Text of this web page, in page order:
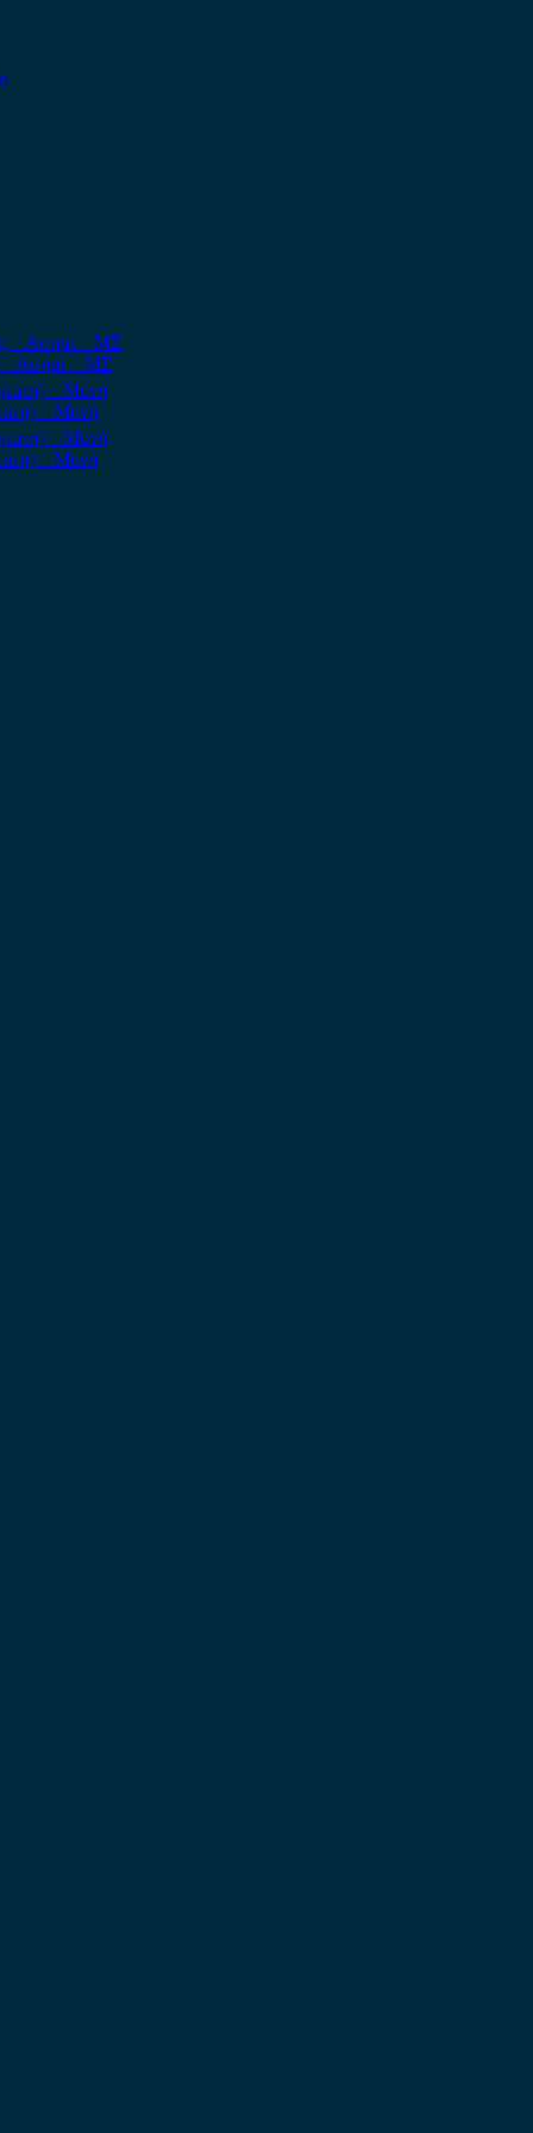
– Ασημί – ΜΣ
– Μονή
– Μονή